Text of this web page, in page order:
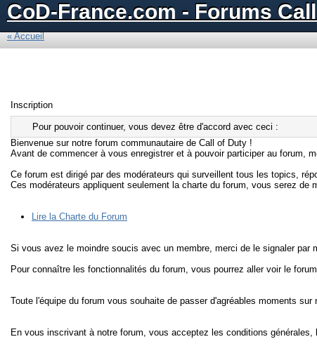
CoD-France.com - Forums
« Accueil
Inscription
Pour pouvoir continuer, vous devez être d'accord avec ceci :
Bienvenue sur notre forum communautaire de Call of Duty !
Avant de commencer à vous enregistrer et à pouvoir participer au forum,
Ce forum est dirigé par des modérateurs qui surveillent tous les topics,
Ces modérateurs appliquent seulement la charte du forum, vous serez de
Lire la Charte du Forum
Si vous avez le moindre soucis avec un membre, merci de le signaler
Pour connaître les fonctionnalités du forum, vous pourrez aller voir le
Toute l'équipe du forum vous souhaite de passer d'agréables moments sur
En vous inscrivant à notre forum, vous acceptez les conditions